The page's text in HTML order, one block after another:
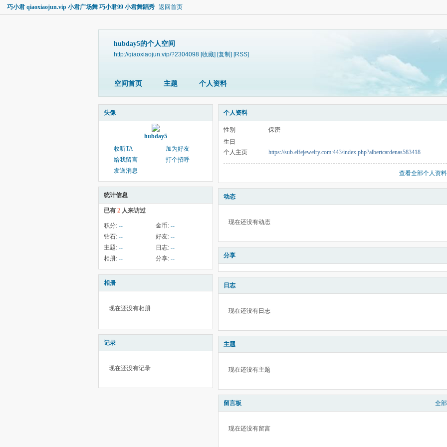
巧小君 qiaoxiaojun.vip 小君广场舞 巧小君99 小君舞蹈秀 返回首页
hubday5的个人空间
http://qiaoxiaojun.vip/?2304098 [收藏] [复制] [RSS]
空间首页 主题 个人资料
头像
hubday5
收听TA
加为好友
给我留言
打个招呼
发送消息
统计信息
已有 2 人来访过
积分: -- 金币: --
钻石: -- 好友: --
主题: -- 日志: --
相册: -- 分享: --
相册
现在还没有相册
记录
现在还没有记录
个人资料
性别
保密
生日
个人主页
https://sub.elfejewelry.com:443/index.php?albertcardenas583418
查看全部个人资料
动态
现在还没有动态
分享
日志
现在还没有日志
主题
现在还没有主题
留言板 全部
现在还没有留言